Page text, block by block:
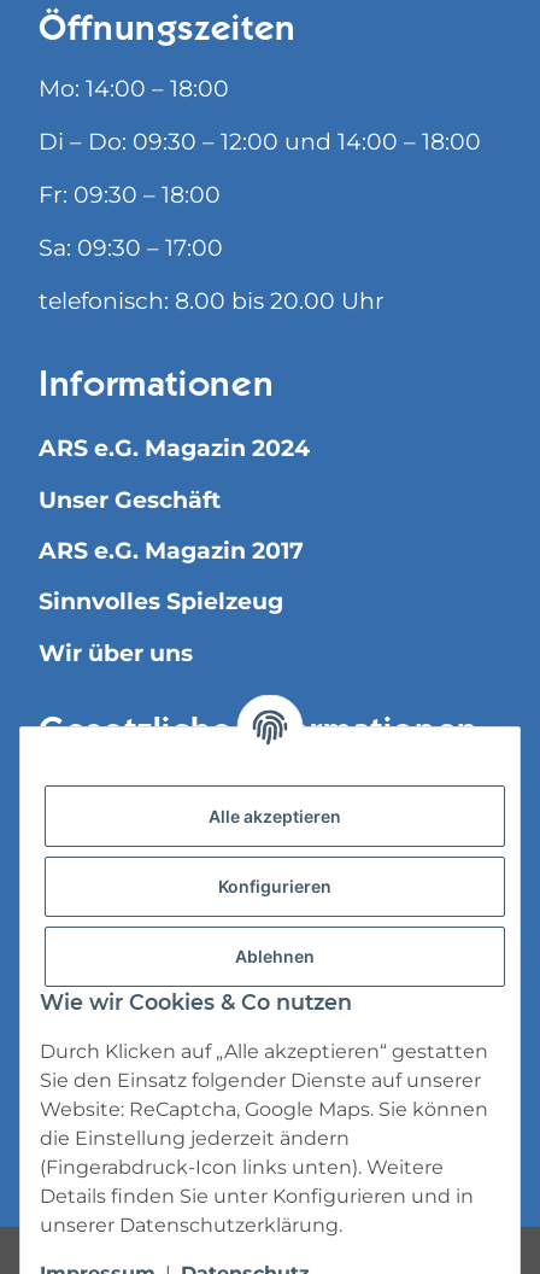
Öffnungszeiten
Mo: 14:00 – 18:00
Di – Do: 09:30 – 12:00 und 14:00 – 18:00
Fr: 09:30 – 18:00
Sa: 09:30 – 17:00
telefonisch: 8.00 bis 20.00 Uhr
Informationen
ARS e.G. Magazin 2024
Unser Geschäft
ARS e.G. Magazin 2017
Sinnvolles Spielzeug
Wir über uns
Gesetzliche Informationen
Versandinformationen
Datenschutz
Impressum
* Alle Preise inkl. gesetzlicher USt., zzgl.
Versand
Alle akzeptieren
Konfigurieren
Ablehnen
Wie wir Cookies & Co nutzen
Durch Klicken auf „Alle akzeptieren“ gestatten
Sie den Einsatz folgender Dienste auf unserer
Website: ReCaptcha, Google Maps. Sie können
die Einstellung jederzeit ändern
(Fingerabdruck-Icon links unten). Weitere
Details finden Sie unter Konfigurieren und in
unserer Datenschutzerklärung.